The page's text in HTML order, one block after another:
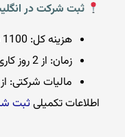
ثبت شرکت در
هزینه کل: 1100 یورو
زمان: از 2 روز کاری
مالیات شرکتی: از 19%
اطلاعات تکمیلیثبت